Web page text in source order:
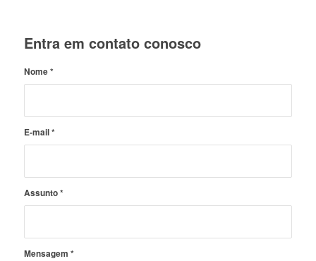
Entra em contato conosco
Nome*
E-mail*
Assunto*
Mensagem *